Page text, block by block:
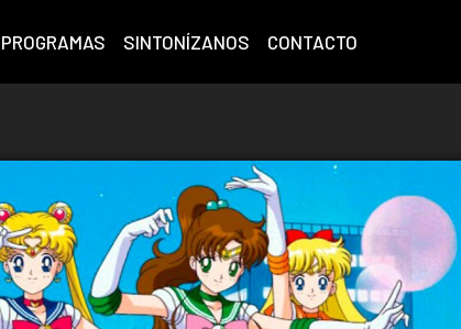
PROGRAMAS SINTONÍZANOS CONTACTO